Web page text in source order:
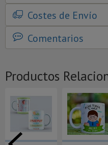
Costes de Envío
Comentarios
Productos